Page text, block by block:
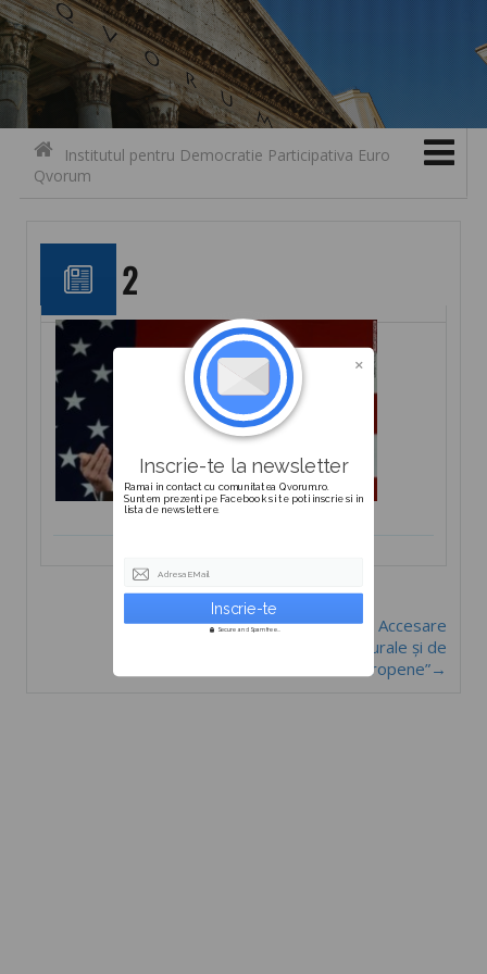
Contact
Skip to content
Institutul pentru Democratie Participativa Euro
Qvorum
2
Curs ”Expert Accesare
Fonduri Structurale și de
Coeziune Europene”→
Inscrie-te la newsletter
Ramai in contact cu comunitatea Qvorum.ro.
Suntem prezenti pe Facebook si te poti inscrie si in
lista de newslettere.
Adresa EMail
Secure and Spam free...